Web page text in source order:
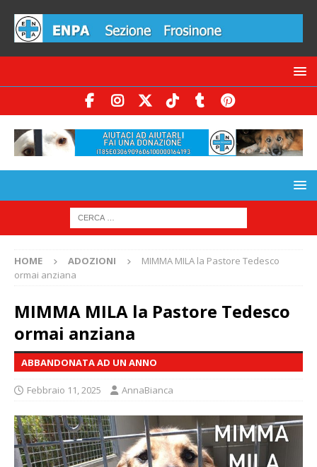
HOME ADOZIONI
MIMMA MILA la Pastore Tedesco
ormai anziana
MIMMA MILA la Pastore Tedesco
ormai anziana
ABBANDONATA AD UN ANNO
Febbraio 11, 2025 AnnaBianca